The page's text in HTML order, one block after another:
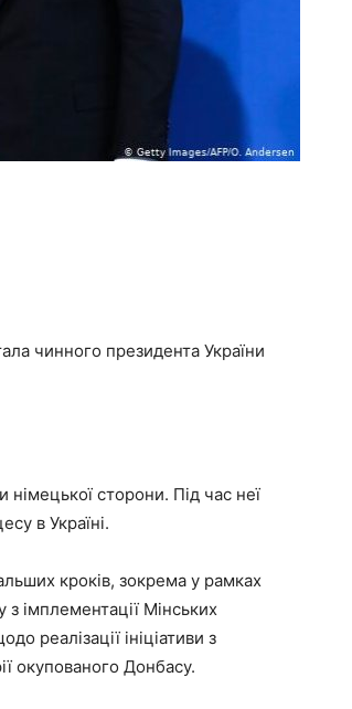
чинного президента України
німецької сторони. Під час неї
в Україні.
кроків, зокрема у рамках
імплементації Мінських
реалізації ініціативи з
окупованого Донбасу.